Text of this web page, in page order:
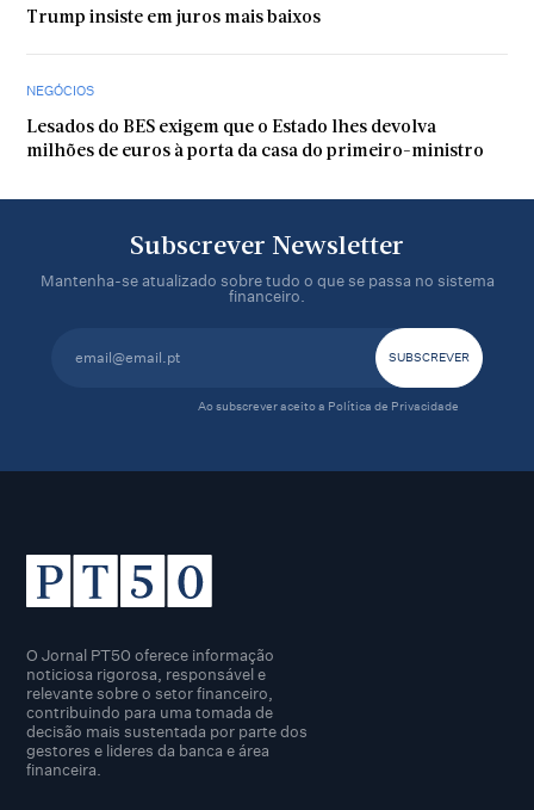
Trump insiste em juros mais baixos
NEGÓCIOS
Lesados do BES exigem que o Estado lhes devolva
milhões de euros à porta da casa do primeiro-ministro
Subscrever Newsletter
Mantenha-se atualizado sobre tudo o que se passa no sistema
financeiro.
Ao subscrever aceito a Política de Privacidade
O Jornal PT50 oferece informação
noticiosa rigorosa, responsável e
relevante sobre o setor financeiro,
contribuindo para uma tomada de
decisão mais sustentada por parte dos
gestores e lideres da banca e área
financeira.